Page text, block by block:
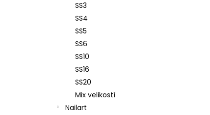
SS3
SS4
SS5
SS6
SS10
SS16
SS20
Mix velikostí
Nailart